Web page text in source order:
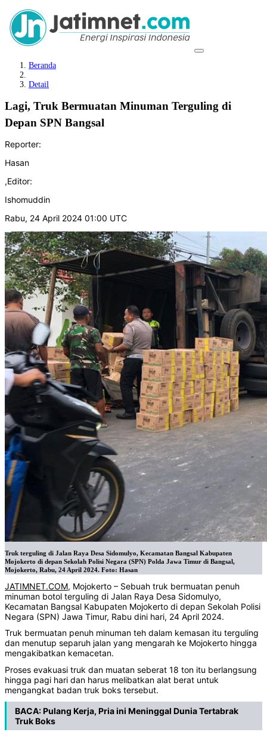
Beranda
Detail
Lagi, Truk Bermuatan Minuman Terguling di
Depan SPN Bangsal
Reporter:
Hasan
,Editor:
Ishomuddin
Rabu, 24 April 2024 01:00 UTC
Truk terguling di Jalan Raya Desa Sidomulyo, Kecamatan Bangsal Kabupaten
Mojokerto di depan Sekolah Polisi Negara (SPN) Polda Jawa Timur di Bangsal,
Mojokerto, Rabu, 24 April 2024. Foto: Hasan
JATIMNET.COM, Mojokerto – Sebuah truk bermuatan penuh
minuman botol terguling di Jalan Raya Desa Sidomulyo,
Kecamatan Bangsal Kabupaten Mojokerto di depan Sekolah Polisi
Negara (SPN) Jawa Timur, Rabu dini hari, 24 April 2024.
Truk bermuatan penuh minuman teh dalam kemasan itu terguling
dan menutup separuh jalan yang mengarah ke Mojokerto hingga
mengakibatkan kemacetan.
Proses evakuasi truk dan muatan seberat 18 ton itu berlangsung
hingga pagi hari dan harus melibatkan alat berat untuk
mengangkat badan truk boks tersebut.
BACA:Pulang Kerja, Pria ini Meninggal Dunia Tertabrak
Truk Boks